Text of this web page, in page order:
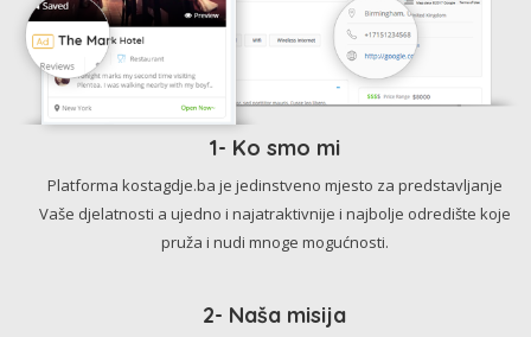
1- Ko smo mi
Platforma kostagdje.ba je jedinstveno mjesto za predstavljanje
Vaše djelatnosti a ujedno i najatraktivnije i najbolje odredište koje
pruža i nudi mnoge mogućnosti.
2- Naša misija